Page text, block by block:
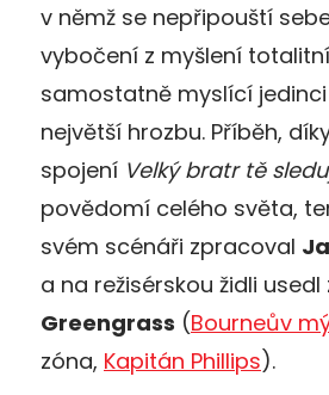
v němž se nepřipouští
vybočení z myšlení
samostatně myslící
největší hrozbu. Příběh,
spojení Velký bratr tě
povědomí celého světa,
svém scénáři zpracoval
a na režisérskou židli usedl
Greengrass (Bourneův
zóna, Kapitán Phillips).